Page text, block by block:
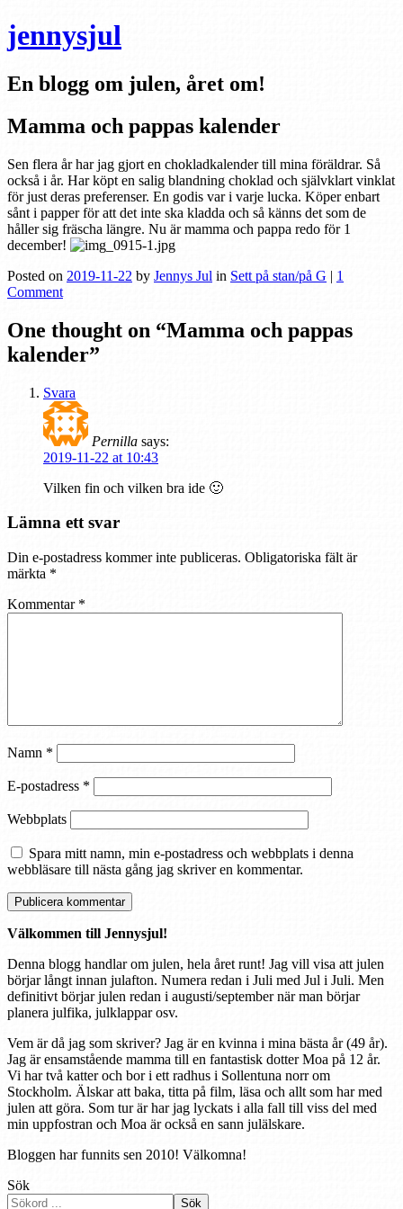
jennysjul
En blogg om julen, året om!
Mamma och pappas kalender
Sen flera år har jag gjort en chokladkalender till mina föräldrar. Så
också i år. Har köpt en salig blandning choklad och självklart vinklat
för just deras preferenser. En godis var i varje lucka. Köper enbart
sånt i papper för att det inte ska kladda och så känns det som de
håller sig fräscha längre. Nu är mamma och pappa redo för 1
december!
Posted on 2019-11-22 by Jennys Jul in Sett på stan/på G | 1
Comment
One thought on “Mamma och pappas
kalender”
Svara
Pernilla says:
2019-11-22 at 10:43
Vilken fin och vilken bra ide 🙂
Lämna ett svar
Din e-postadress kommer inte publiceras. Obligatoriska fält är
märkta *
Kommentar *
Namn *
E-postadress *
Webbplats
Spara mitt namn, min e-postadress och webbplats i denna
webbläsare till nästa gång jag skriver en kommentar.
Välkommen till Jennysjul!
Denna blogg handlar om julen, hela året runt! Jag vill visa att julen
börjar långt innan julafton. Numera redan i Juli med Jul i Juli. Men
definitivt börjar julen redan i augusti/september när man börjar
planera julfika, julklappar osv.
Vem är då jag som skriver? Jag är en kvinna i mina bästa år (49 år).
Jag är ensamstående mamma till en fantastisk dotter Moa på 12 år.
Vi har två katter och bor i ett radhus i Sollentuna norr om
Stockholm. Älskar att baka, titta på film, läsa och allt som har med
julen att göra. Som tur är har jag lyckats i alla fall till viss del med
min uppfostran och Moa är också en sann julälskare.
Bloggen har funnits sen 2010! Välkomna!
Sök
Sök